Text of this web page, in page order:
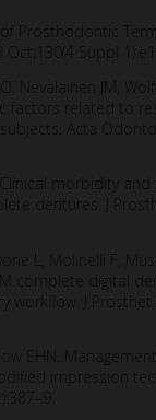
Oct;130(4 Suppl
JM, Wolf
factors related to
Acta
morbidity and
dentures. J
L, Molinelli F,
complete digital
workflow. J Prosthet
EHN. Management
impression